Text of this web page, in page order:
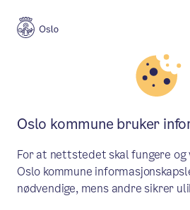
Oslobudsjettet
samarbeid
Oslo kommune bruker
For at nettstedet skal fungere
Oslo kommune
nødvendige, mens andre sikrer